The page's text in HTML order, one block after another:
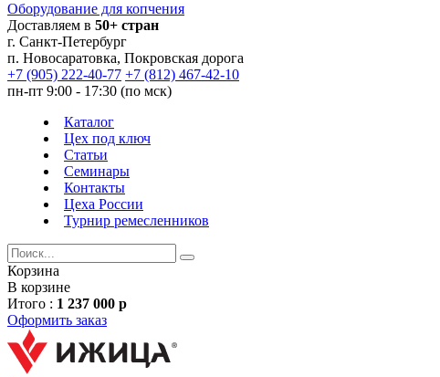
Оборудование для копчения
Доставляем в 50+ стран
г. Санкт-Петербург
п. Новосаратовка, Покровская дорога
+7 (905) 222-40-77 +7 (812) 467-42-10
пн-пт 9:00 - 17:30 (по мск)
Каталог
Цех под ключ
Статьи
Семинары
Контакты
Цеха России
Турнир ремесленников
Корзина
В корзине
Итого : 1 237 000 р
Оформить заказ